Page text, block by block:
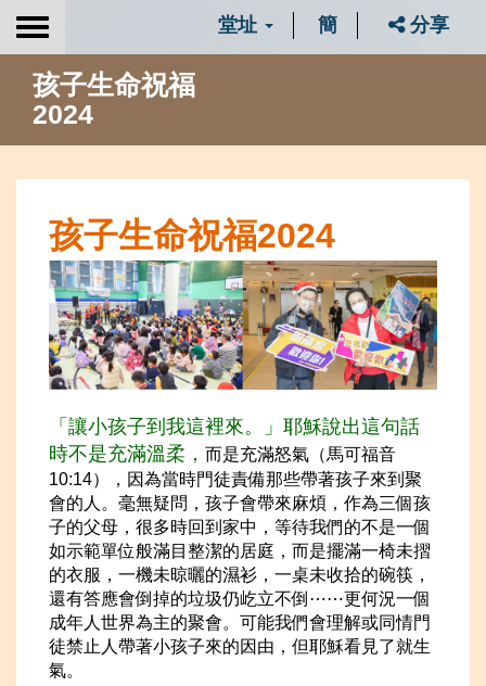
Toggle
堂址 簡 分享
孩子生命祝福
2024
孩子生命祝福2024
「讓小孩子到我這裡來。」耶穌說出這句話
時不是充滿溫柔， 而是充滿怒氣（馬可福音
10:14），因為當時門徒責備那些帶著孩子來到聚
會的人。毫無疑問，孩子會帶來麻煩，作為三個孩
子的父母，很多時回到家中，等待我們的不是一個
如示範單位般滿目整潔的居庭，而是擺滿一椅未摺
的衣服，一機未晾曬的濕衫，一桌未收拾的碗筷，
還有答應會倒掉的垃圾仍屹立不倒⋯⋯更何況一個
成年人世界為主的聚會。可能我們會理解或同情門
徒禁止人帶著小孩子來的因由，但耶穌看見了就生
氣。